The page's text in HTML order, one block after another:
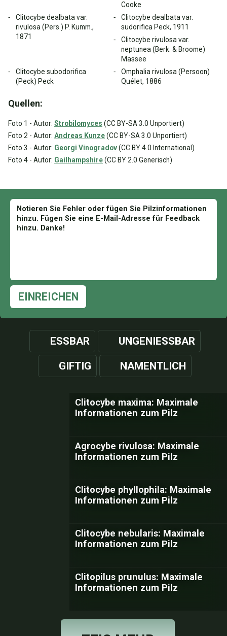
Cooke
Clitocybe dealbata var.
rivulosa (Pers.) P. Kumm.,
1871
Clitocybe dealbata var.
sudorifica Peck, 1911
Clitocybe rivulosa var.
neptunea (Berk. & Broome)
Massee
Clitocybe subodorifica
(Peck) Peck
Omphalia rivulosa (Persoon)
Quélet, 1886
Quellen:
Foto 1 - Autor: Strobilomyces (CC BY-SA 3.0 Unportiert)
Foto 2 - Autor: Andreas Kunze(CC BY-SA 3.0 Unportiert)
Foto 3 - Autor: Georgi Vinogradov(CC BY 4.0 International)
Foto 4 - Autor: Gailhampshire(CC BY 2.0 Generisch)
EINREICHEN
ESSBAR UNGENIESSBAR
GIFTIG NAMENTLICH
Clitocybe maxima: Maximale
Informationen zum Pilz
Agrocybe rivulosa: Maximale
Informationen zum Pilz
Clitocybe phyllophila: Maximale
Informationen zum Pilz
Clitocybe nebularis: Maximale
Informationen zum Pilz
Clitopilus prunulus: Maximale
Informationen zum Pilz